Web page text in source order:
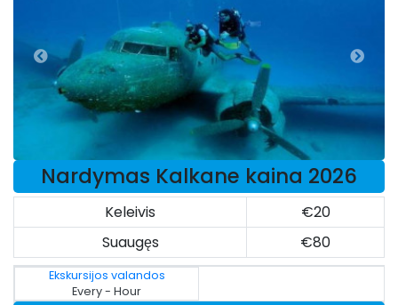
Nardymas Kalkane kaina 2026
Keleivis
€20
Suaugęs
€80
Ekskursijos valandos
Every - Hour